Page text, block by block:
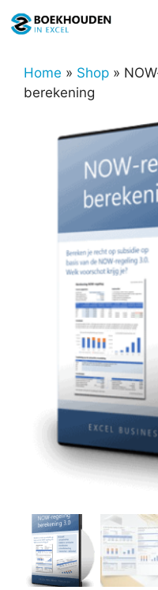
naar
inhoudHome » Shop »
berekening